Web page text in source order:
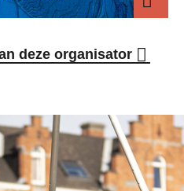
deze organisator